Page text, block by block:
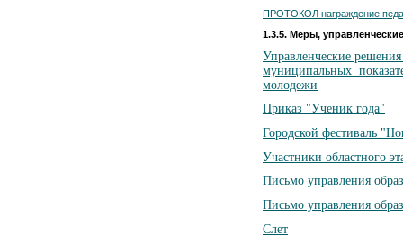
ПРОТОКОЛ награждение
1.3.5. Меры,
Управленческие решения
муниципальных
молодежи
Приказ "Ученик года"
Городской фестиваль
Участники областного
Письмо управления
Письмо управления
Слет